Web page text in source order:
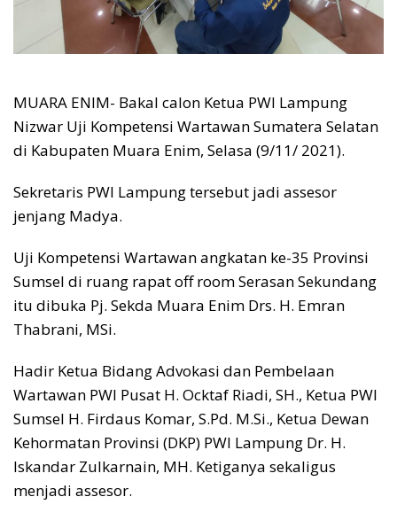
MUARA ENIM- Bakal calon Ketua PWI Lampung
Nizwar Uji Kompetensi Wartawan Sumatera Selatan
di Kabupaten Muara Enim, Selasa (9/11/ 2021).
Sekretaris PWI Lampung tersebut jadi assesor
jenjang Madya.
Uji Kompetensi Wartawan angkatan ke-35 Provinsi
Sumsel di ruang rapat off room Serasan Sekundang
itu dibuka Pj. Sekda Muara Enim Drs. H. Emran
Thabrani, MSi.
Hadir Ketua Bidang Advokasi dan Pembelaan
Wartawan PWI Pusat H. Ocktaf Riadi, SH., Ketua PWI
Sumsel H. Firdaus Komar, S.Pd. M.Si., Ketua Dewan
Kehormatan Provinsi (DKP) PWI Lampung Dr. H.
Iskandar Zulkarnain, MH. Ketiganya sekaligus
menjadi assesor.